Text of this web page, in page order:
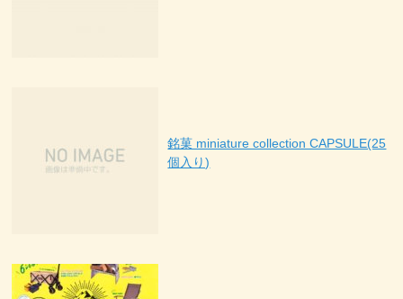
銘菓 miniature collection CAPSULE(25
個入り)